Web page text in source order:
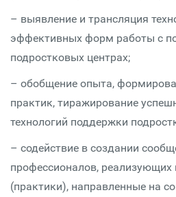
– выявление и трансляция
эффективных форм работы с
подростковых центрах;
– обобщение опыта,
практик, тиражирование
технологий поддержки
– содействие в создании
профессионалов,
(практики), направленные на